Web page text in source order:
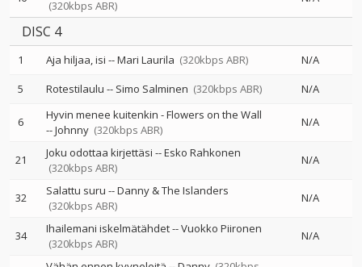
(320kbps ABR)
DISC 4
1 Aja hiljaa, isi --Mari Laurila (320kbps ABR)
N/A
5
Rotestilaulu -- Simo Salminen (320kbps ABR) N/A
6
Hyvin menee kuitenkin - Flowers on the Wall
--Johnny (320kbps ABR)
N/A
21 Joku odottaa kirjettäsi --Esko Rahkonen
(320kbps ABR)
N/A
32 Salattu suru --Danny & The Islanders
(320kbps ABR)
N/A
34 Ihailemani iskelmätähdet--Vuokko Piironen
(320kbps ABR)
N/A